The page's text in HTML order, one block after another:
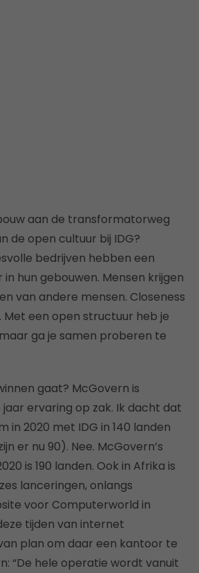
aan de transformatorweg
de open cultuur bij IDG?
bedrijven hebben een
hun gebouwen. Mensen krijgen
van andere mensen. Closeness
Met een open structuur heb je
ga je samen proberen te
gaat? McGovern is
ervaring op zak. Ik dacht dat
in 2020 met IDG in 140 landen
er nu 90). Nee. McGovern’s
is 190 landen. Ook in Afrika is
lanceringen, onlangs
voor Computerworld in
tijden van internet
plan om daar een kantoor te
“De hele operatie wordt vanuit